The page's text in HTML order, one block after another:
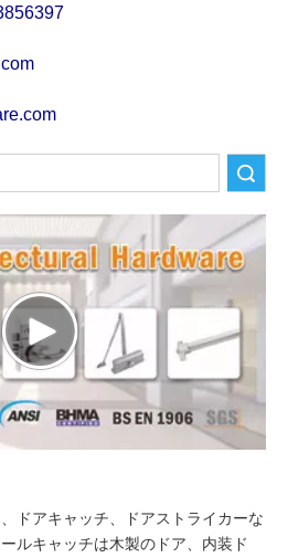
ドアキャッチ、ドアストライカーな
ルキャッチは木製のドア、内装ド